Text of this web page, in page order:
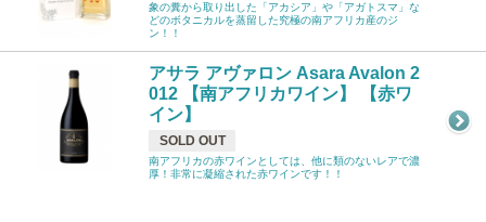
象の糞から取り出した「アカシア」や「アガトスマ」な
どのボタニカルを蒸留した究極の南アフリカ産のジ
ン！！
アサラ アヴァロン Asara Avalon 2
012 【南アフリカワイン】 【赤ワ
イン】
SOLD OUT
南アフリカの赤ワインとしては、他に類のないレアで濃
厚！非常に凝縮された赤ワインです！！